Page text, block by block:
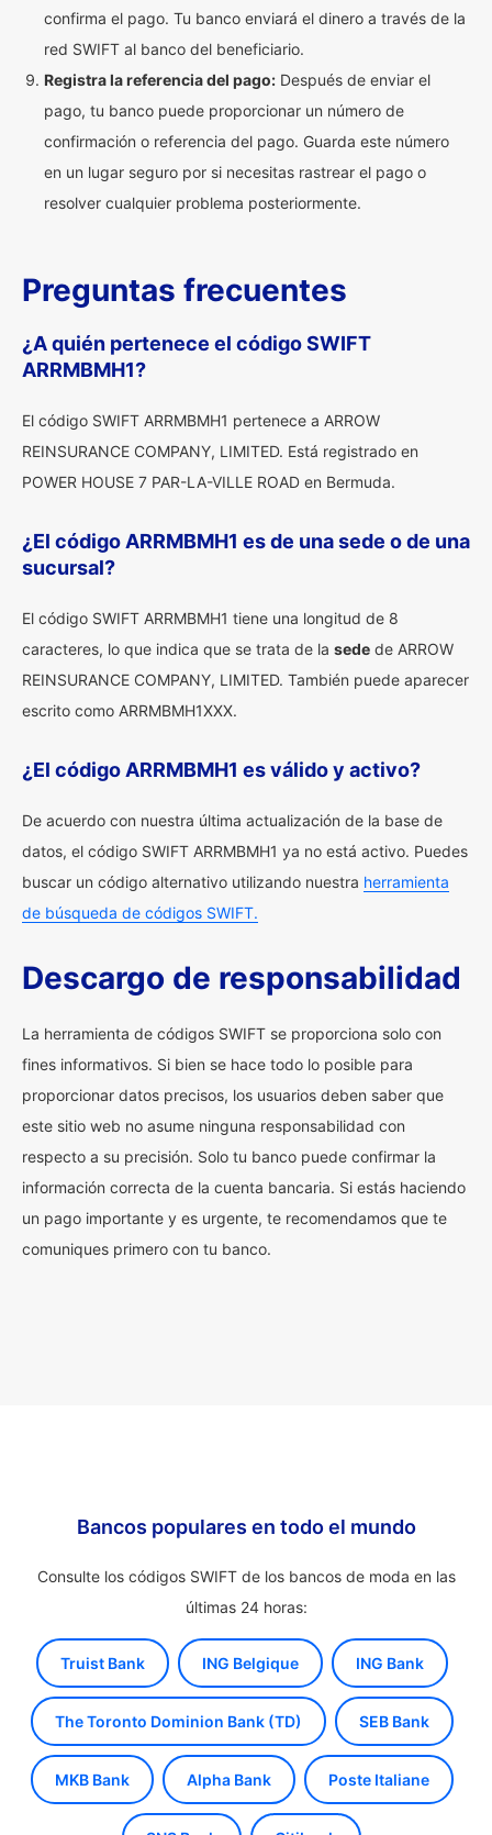
confirma el pago. Tu banco enviará el dinero a través de la
red SWIFT al banco del beneficiario.
Registra la referencia del pago: Después de enviar el
pago, tu banco puede proporcionar un número de
confirmación o referencia del pago. Guarda este número
en un lugar seguro por si necesitas rastrear el pago o
resolver cualquier problema posteriormente.
Preguntas frecuentes
¿A quién pertenece el código SWIFT
ARRMBMH1?
El código SWIFT ARRMBMH1 pertenece a ARROW
REINSURANCE COMPANY, LIMITED. Está registrado en
POWER HOUSE 7 PAR-LA-VILLE ROAD en Bermuda.
¿El código ARRMBMH1 es de una sede o de una
sucursal?
El código SWIFT ARRMBMH1 tiene una longitud de 8
caracteres, lo que indica que se trata de la sede de ARROW
REINSURANCE COMPANY, LIMITED. También puede aparecer
escrito como ARRMBMH1XXX.
¿El código ARRMBMH1 es válido y activo?
De acuerdo con nuestra última actualización de la base de
datos, el código SWIFT ARRMBMH1 ya no está activo. Puedes
buscar un código alternativo utilizando nuestra herramienta
de búsqueda de códigos SWIFT.
Descargo de responsabilidad
La herramienta de códigos SWIFT se proporciona solo con
fines informativos. Si bien se hace todo lo posible para
proporcionar datos precisos, los usuarios deben saber que
este sitio web no asume ninguna responsabilidad con
respecto a su precisión. Solo tu banco puede confirmar la
información correcta de la cuenta bancaria. Si estás haciendo
un pago importante y es urgente, te recomendamos que te
comuniques primero con tu banco.
Bancos populares en todo el mundo
Consulte los códigos SWIFT de los bancos de moda en las
últimas 24 horas:
Truist Bank ING Belgique ING Bank
The Toronto Dominion Bank (TD) SEB Bank
MKB Bank Alpha Bank Poste Italiane